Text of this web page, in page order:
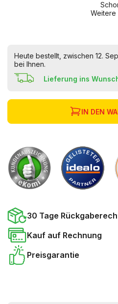
Weitere
Heute bestellt, zwischen 12.
bei Ihnen.
Lieferung ins
IN DEN
30 Tage
Kauf auf Rechnung
Preisgarantie